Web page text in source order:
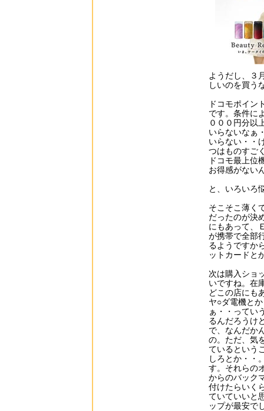
ようだし、３
しいのを買う
ドコモポイン
です。条件に
０００円分以
いらないなぁ
いらない・・
つはものすご
ドコモ最上位
お得感がない
と、いろいろ
そこそこ薄く
だったのが決
にもあって、
が携帯で全部
るようですか
ットカードと
次は購入ショ
いですね。在
どこの店にも
ヤ○ダ電機と
ぁ・・ってい
るんだろうけ
で、なんだか
の。ただ、気
ているという
しろとか・・
す。それらの
からのバック
付けたらいく
ていていいと
ップが最安で